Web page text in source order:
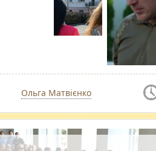
Ольга Матвієнко